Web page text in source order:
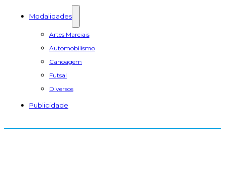
Modalidades
Artes Marciais
Automobilismo
Canoagem
Futsal
Diversos
Publicidade